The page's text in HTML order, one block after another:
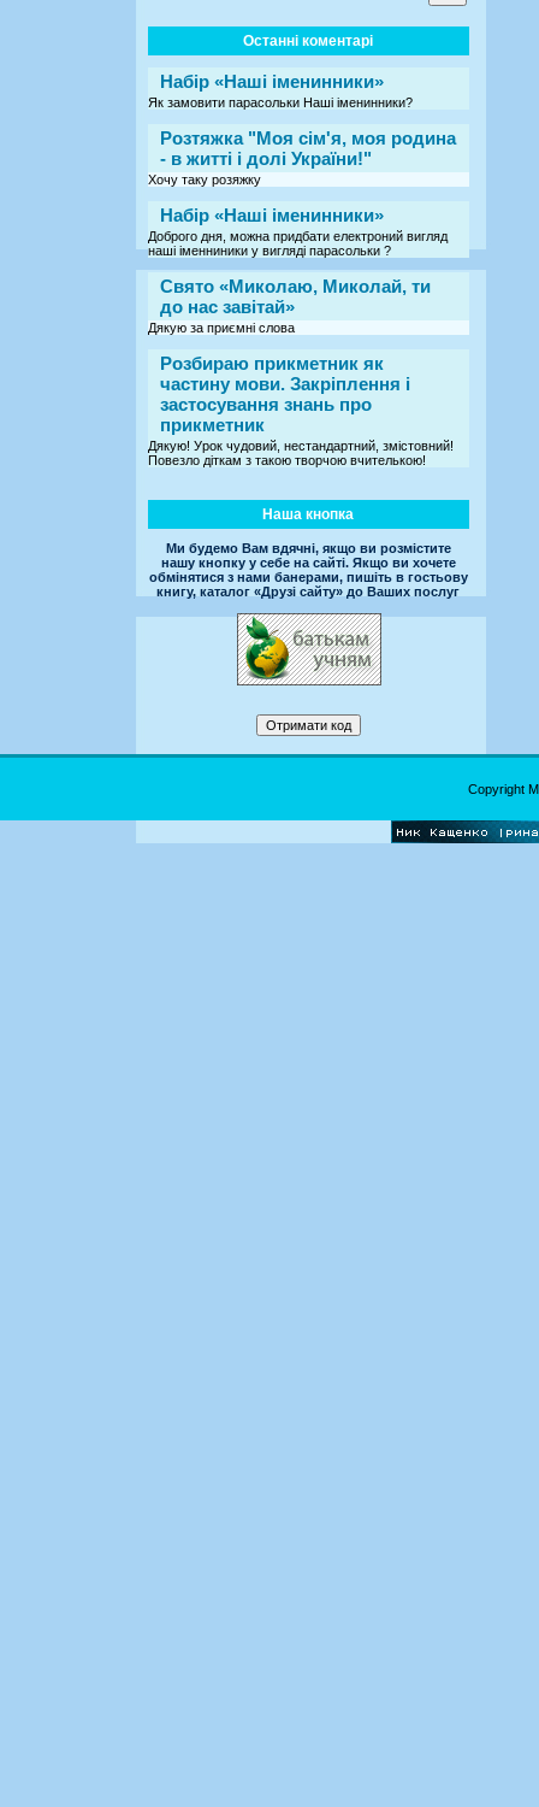
Останні коментарі
Набір «Наші іменинники»
Як замовити парасольки Наші іменинники?
Розтяжка "Моя сім'я, моя родина
- в житті і долі України!"
Хочу таку розяжку
Набір «Наші іменинники»
Доброго дня, можна придбати електроний вигляд
наші іменниники у вигляді парасольки ?
Свято «Миколаю, Миколай, ти
до нас завітай»
Дякую за приємні слова
Розбираю прикметник як
частину мови. Закріплення і
застосування знань про
прикметник
Дякую! Урок чудовий, нестандартний, змістовний!
Повезло діткам з такою творчою вчителькою!
Наша кнопка
Ми будемо Вам вдячні, якщо ви розмістите
нашу кнопку у себе на сайті. Якщо ви хочете
обмінятися з нами банерами, пишіть в гостьову
книгу, каталог «Друзі сайту» до Ваших послуг
Copyright